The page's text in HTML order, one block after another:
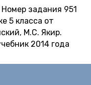
задания 951
5 класса от
М.С. Якир.
2014 года